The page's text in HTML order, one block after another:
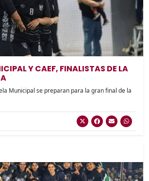
Y CAEF, FINALISTAS DE LA
Municipal se preparan para la gran final de la